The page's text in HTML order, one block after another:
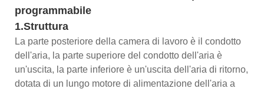
programmabile
1.Struttura
La parte posteriore della camera di lavoro è il condotto
dell'aria, la parte superiore del condotto dell'aria è
un'uscita, la parte inferiore è un'uscita dell'aria di ritorno,
dotata di un lungo motore di alimentazione dell'aria a